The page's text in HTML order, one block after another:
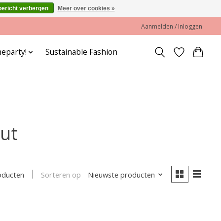
Aanmelden / Inloggen
Sustainable Fashion
Sorteren op Nieuwste producten
verbergen Meer over cookies »